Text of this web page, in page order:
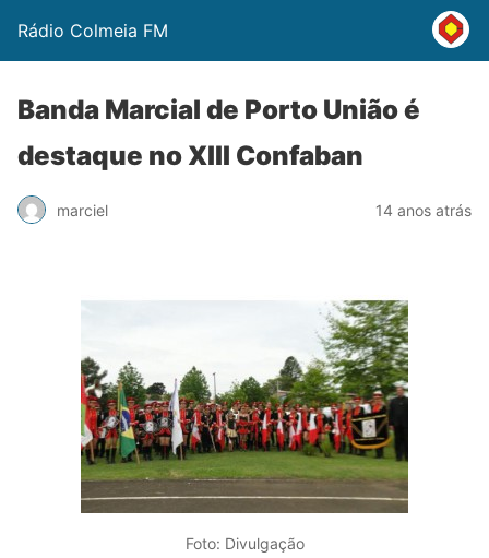
Rádio Colmeia FM
Banda Marcial de Porto União é
destaque no XIII Confaban
marciel 14 anos atrás
Foto: Divulgação